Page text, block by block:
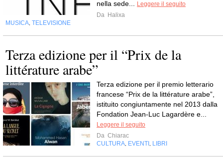
nella sede...
Leggere il seguito
Da Halixa
MUSICA TELEVISIONE
Terza edizione per il “Prix de la
littérature arabe”
Terza edizione per il premio letterario
francese “Prix de la littérature arabe”,
istituito congiuntamente nel 2013 dalla
Fondation Jean-Luc Lagardère e...
Leggere il seguito
Da Chiarac
CULTURA EVENTI LIBRI